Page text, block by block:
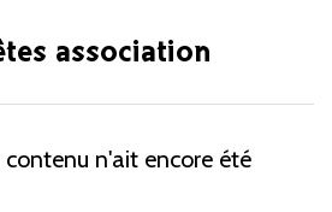
association
n'ait encore été